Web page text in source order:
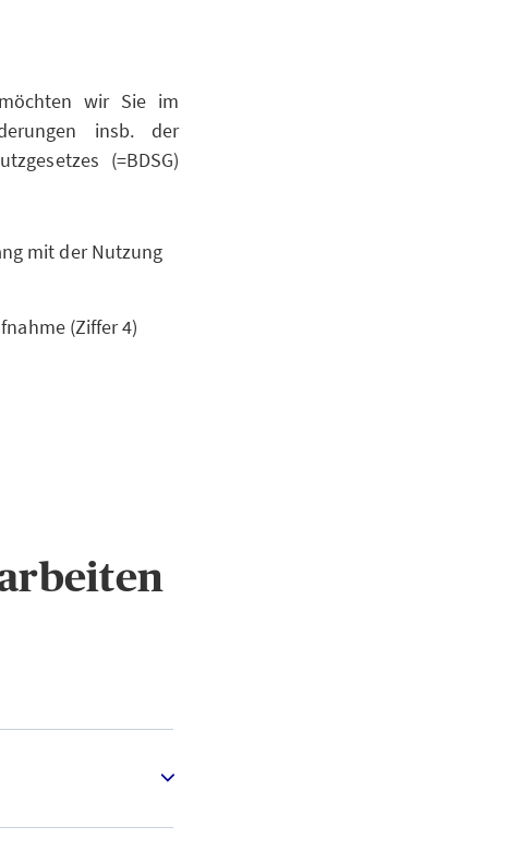
wir Sie im
insb. der
(=BDSG)
mit der Nutzung
(Ziffer 4)